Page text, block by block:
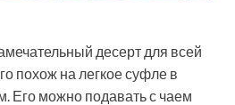
десерт для всей
похож на легкое суфле в
Его можно подавать с чаем